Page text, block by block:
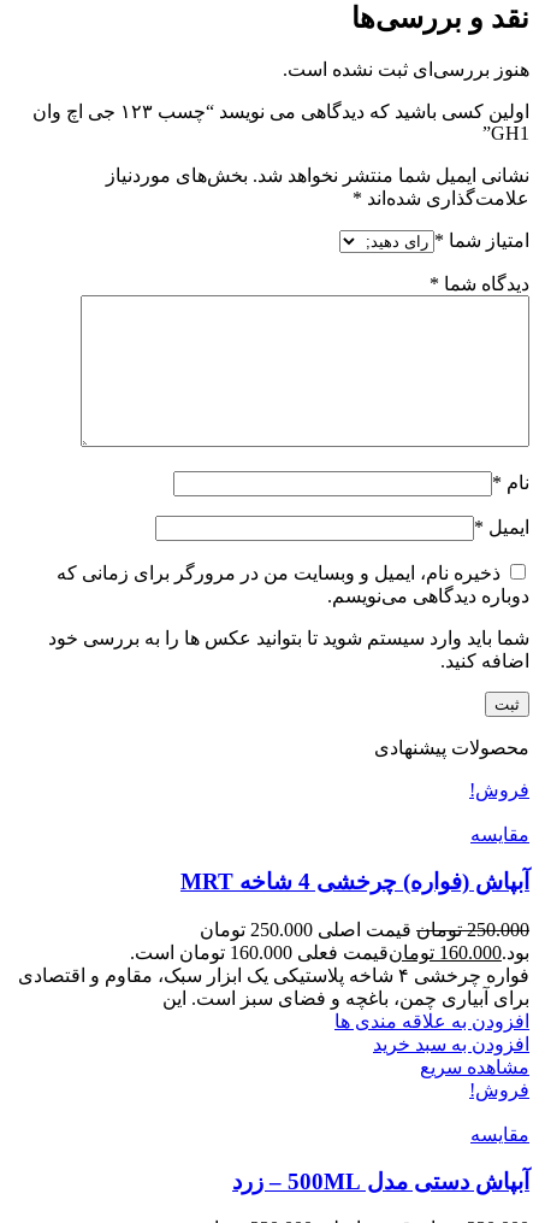
نقد و بررسی‌ها
هنوز بررسی‌ای ثبت نشده است.
اولین کسی باشید که دیدگاهی می نویسد “چسب ۱۲۳ جی اچ وان
GH1”
نشانی ایمیل شما منتشر نخواهد شد. بخش‌های موردنیاز
علامت‌گذاری شده‌اند *
امتیاز شما *
دیدگاه شما *
نام *
ایمیل *
ذخیره نام، ایمیل و وبسایت من در مرورگر برای زمانی که
دوباره دیدگاهی می‌نویسم.
شما باید وارد سیستم شوید تا بتوانید عکس ها را به بررسی خود
اضافه کنید.
محصولات پیشنهادی
فروش!
مقایسه
آبپاش (فواره) چرخشی 4 شاخه MRT
250.000 تومان
قیمت اصلی 250.000 تومان
بود.160.000 تومانقیمت فعلی 160.000 تومان است.
فواره چرخشی ۴ شاخه پلاستیکی یک ابزار سبک، مقاوم و اقتصادی
برای آبیاری چمن، باغچه و فضای سبز است. این
افزودن به علاقه مندی ها
افزودن به سبد خرید
مشاهده سریع
فروش!
مقایسه
آبپاش دستی مدل 500ML – زرد